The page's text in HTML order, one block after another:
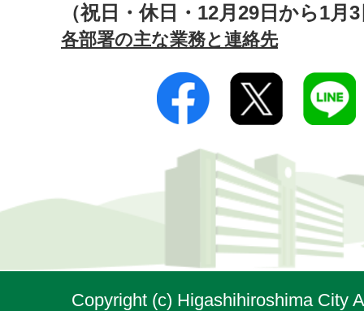
（祝日・休日・12月29日から1月
各部署の主な業務と連絡先
Copyright (c) Higashihiroshima City